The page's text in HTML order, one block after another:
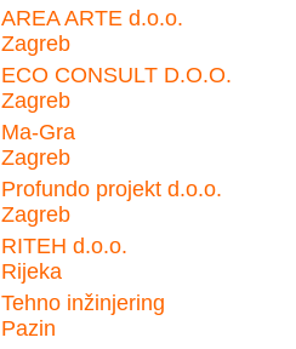
AREA ARTE d.o.o.
Zagreb
ECO CONSULT D.O.O.
Zagreb
Ma-Gra
Zagreb
Profundo projekt d.o.o.
Zagreb
RITEH d.o.o.
Rijeka
Tehno inžinjering
Pazin